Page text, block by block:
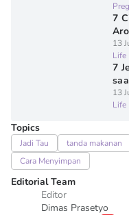
7
13
Life
7
13
Life
Topics
Jadi Tau tanda makanan
Cara Menyimpan
Editorial Team
Editor
Dimas Prasetyo